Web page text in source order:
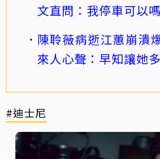
文直問：我停車可以
陳聆薇病逝江蕙崩潰
來人心聲：早知讓她
#迪士尼